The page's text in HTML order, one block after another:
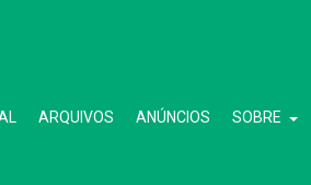
ARQUIVOS ANÚNCIOS SOBRE